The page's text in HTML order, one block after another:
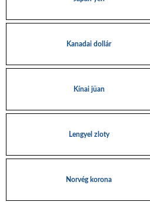
Kanadai dollár
Kínai jüan
Lengyel zloty
Norvég korona